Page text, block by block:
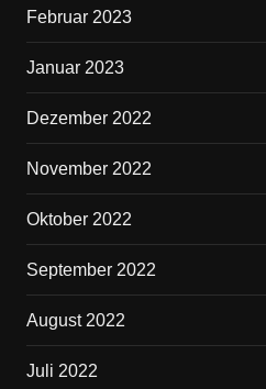
Februar 2023
Januar 2023
Dezember 2022
November 2022
Oktober 2022
September 2022
August 2022
Juli 2022